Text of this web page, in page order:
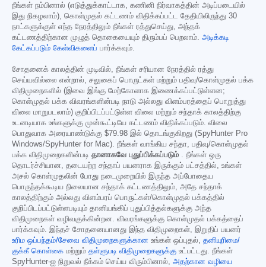
நீங்கள் நம்பினால் (எடுத்துக்காட்டாக, கணினி நிர்வாகத்தின் அடிப்படையில்
இது நிகழலாம்), கொள்முதல் கட்டணம் விதிக்கப்பட்ட தேதியிலிருந்து 30
நாட்களுக்குள் எந்த நேரத்திலும் நீங்கள் ரத்துசெய்து, அந்தக்
கட்டணத்திற்கான முழுத் தொகையையும் திரும்பப் பெறலாம். அடிக்கடி
கேட்கப்படும் கேள்விகளைப் பார்க்கவும்.
சோதனைக் காலத்தின் முடிவில், நீங்கள் சரியான நேரத்தில் ரத்து
செய்யவில்லை என்றால், சலுகைப் பொருட்கள் மற்றும் பதிவு/கொள்முதல் பக்க
விதிமுறைகளில் (இவை இங்கு மேற்கோளாக இணைக்கப்பட்டுள்ளன;
கொள்முதல் பக்க விவரங்களின்படி நாடு அல்லது விளம்பரத்தைப் பொறுத்து
விலை மாறுபடலாம்) குறிப்பிடப்பட்டுள்ள விலை மற்றும் சந்தாக் காலத்திற்கு
உடனடியாக உங்களுக்கு முன்கூட்டியே கட்டணம் விதிக்கப்படும். விலை
பொதுவாக அரையாண்டுக்கு $79.98 இல் தொடங்குகிறது (SpyHunter Pro
Windows/SpyHunter for Mac). நீங்கள் வாங்கிய சந்தா, பதிவு/கொள்முதல்
பக்க விதிமுறைகளின்படி தானாகவே புதுப்பிக்கப்படும் . நீங்கள் ஒரு
தொடர்ச்சியான, தடையற்ற சந்தாப் பயனராக இருக்கும் பட்சத்தில், உங்கள்
அசல் கொள்முதலின் போது நடைமுறையில் இருந்த அப்போதைய
பொருந்தக்கூடிய நிலையான சந்தாக் கட்டணத்திலும், அதே சந்தாக்
காலத்திற்கும் அல்லது விளம்பரப் பொருட்கள்/கொள்முதல் பக்கத்தில்
குறிப்பிடப்பட்டுள்ளபடியும் தானியங்கிப் புதுப்பித்தல்களுக்கு அந்த
விதிமுறைகள் வழிவகுக்கின்றன. விவரங்களுக்கு கொள்முதல் பக்கத்தைப்
பார்க்கவும். இந்தச் சோதனையானது இந்த விதிமுறைகள், இறுதிப் பயனர்
உரிம ஒப்பந்தம்/சேவை விதிமுறைகளுக்கான உங்கள் ஒப்புதல், தனியுரிமை/
குக்கீ கொள்கை மற்றும் தள்ளுபடி விதிமுறைகளுக்கு உட்பட்டது. நீங்கள்
SpyHunter-ஐ நிறுவல் நீக்கம் செய்ய விரும்பினால், அதற்கான வழியை